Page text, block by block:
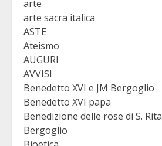
arte
arte sacra italica
ASTE
Ateismo
AUGURI
AVVISI
Benedetto XVI e JM Bergoglio
Benedetto XVI papa
Benedizione delle rose di S. Rita
Bergoglio